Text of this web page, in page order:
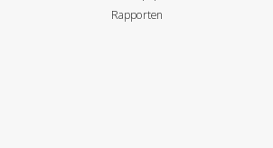
Rapporten